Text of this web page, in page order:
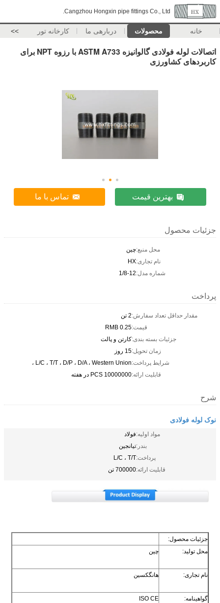
Cangzhou Hongxin pipe fittings Co., Ltd.
خانه محصولات دربارهی ما کارخانه تور >>
اتصالات لوله فولادی گالوانیزه ASTM A733 با رزوه NPT برای
کاربردهای کشاورزی
بهترین قیمت تماس با ما
جزئیات محصول
محل منبع:چین
نام تجاری:HX
شماره مدل:1/8-12
پرداخت
مقدار حداقل تعداد سفارش:2 تن
قیمت:0.25 RMB
جزئیات بسته بندی:کارتن و پالت
زمان تحویل:15 روز
شرایط پرداخت:L/C ، T/T ، D/P ، D/A ، Western Union ،
قابلیت ارائه:10000000 PCS در هفته
شرح
نوک لوله فولادی
مواد اولیه:فولاد
بندر:تیانجین
پرداخت:L/C ، T/T
قابلیت ارائه:700000 تن
جزئیات محصول:
محل تولید:
چین
نام تجاری: هانگکسین
گواهینامه: ISO CE